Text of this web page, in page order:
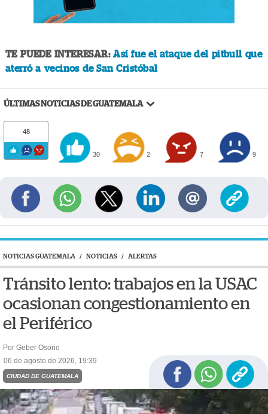
TE PUEDE INTERESAR:Así fue el ataque del pitbull que
aterró a vecinos de San Cristóbal
ÚLTIMAS NOTICIAS DE GUATEMALA
48
30 2 7 9
NOTICIAS GUATEMALA / NOTICIAS / ALERTAS
Tránsito lento: trabajos en la USAC
ocasionan congestionamiento en
el Periférico
Por Geber Osorio
06 de agosto de 2026, 19:39
CIUDAD DE GUATEMALA